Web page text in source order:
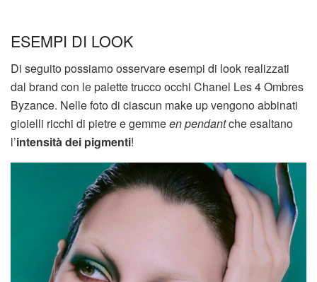
ESEMPI DI LOOK
Di seguito possiamo osservare esempi di look realizzati
dal brand con le palette trucco occhi Chanel Les 4 Ombres
Byzance. Nelle foto di ciascun make up vengono abbinati
gioielli ricchi di pietre e gemmeen pendantche esaltano
l’intensità dei pigmenti!